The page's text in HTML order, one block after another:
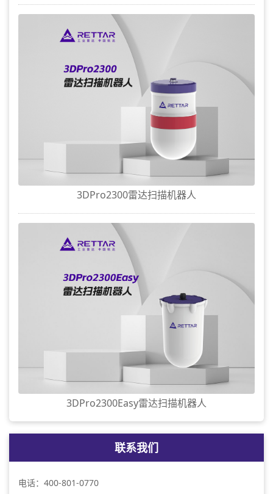
3DPro2300雷达扫描机器人
3DPro2300Easy雷达扫描机器人
联系我们
电话：400-801-0770